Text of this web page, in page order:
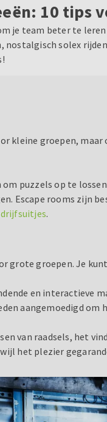
10 tips
je team beter te leren
nostalgisch solex
kleine groepen,
om puzzels op te
Escape rooms zijn
.
grote groepen. Je
en interactieve
aangemoedigd
van raadsels, het
het plezier